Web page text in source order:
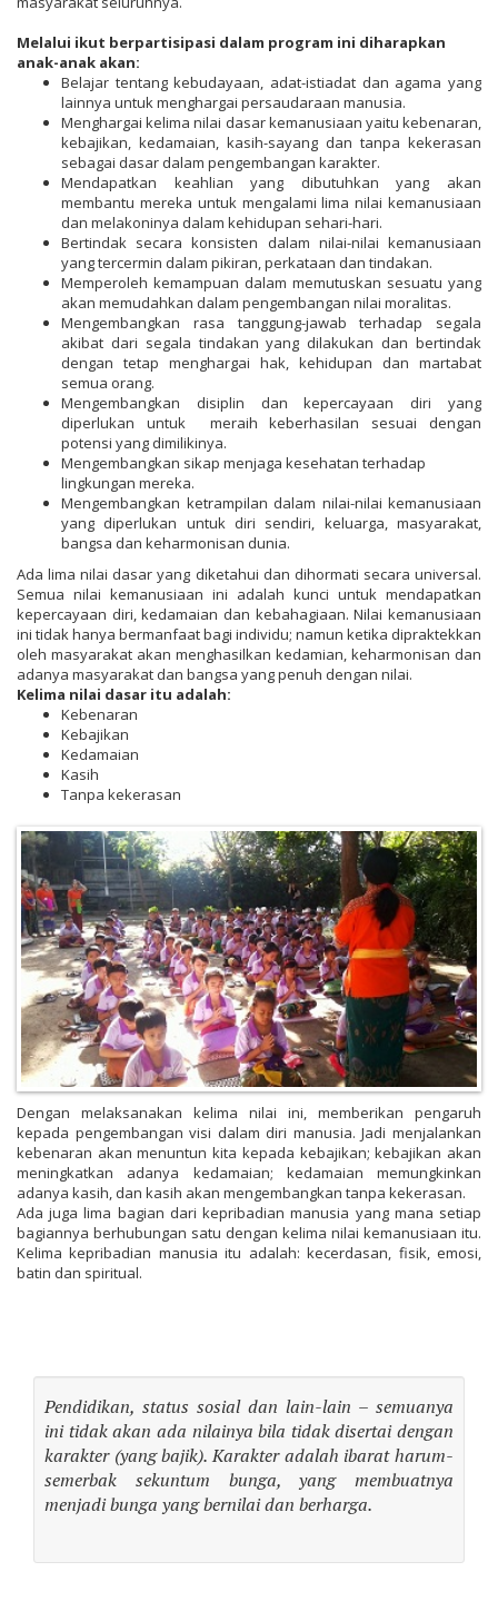
Melalui ikut berpartisipasi dalam program ini diharapkan
anak-anak akan:
Belajar tentang kebudayaan, adat-istiadat dan agama yang
lainnya untuk menghargai persaudaraan manusia.
Menghargai kelima nilai dasar kemanusiaan yaitu kebenaran,
kebajikan, kedamaian, kasih-sayang dan tanpa kekerasan
sebagai dasar dalam pengembangan karakter.
Mendapatkan keahlian yang dibutuhkan yang akan
membantu mereka untuk mengalami lima nilai kemanusiaan
dan melakoninya dalam kehidupan sehari-hari.
Bertindak secara konsisten dalam nilai-nilai kemanusiaan
yang tercermin dalam pikiran, perkataan dan tindakan.
Memperoleh kemampuan dalam memutuskan sesuatu yang
akan memudahkan dalam pengembangan nilai moralitas.
Mengembangkan rasa tanggung-jawab terhadap segala
akibat dari segala tindakan yang dilakukan dan bertindak
dengan tetap menghargai hak, kehidupan dan martabat
semua orang.
Mengembangkan disiplin dan kepercayaan diri yang
diperlukan untuk meraih keberhasilan sesuai dengan
potensi yang dimilikinya.
Mengembangkan sikap menjaga kesehatan terhadap
lingkungan mereka.
Mengembangkan ketrampilan dalam nilai-nilai kemanusiaan
yang diperlukan untuk diri sendiri, keluarga, masyarakat,
bangsa dan keharmonisan dunia.
Ada lima nilai dasar yang diketahui dan dihormati secara universal.
Semua nilai kemanusiaan ini adalah kunci untuk mendapatkan
kepercayaan diri, kedamaian dan kebahagiaan. Nilai kemanusiaan
ini tidak hanya bermanfaat bagi individu; namun ketika dipraktekkan
oleh masyarakat akan menghasilkan kedamian, keharmonisan dan
adanya masyarakat dan bangsa yang penuh dengan nilai.
Kelima nilai dasar itu adalah:
Kebenaran
Kebajikan
Kedamaian
Kasih
Tanpa kekerasan
Dengan melaksanakan kelima nilai ini, memberikan pengaruh
kepada pengembangan visi dalam diri manusia. Jadi menjalankan
kebenaran akan menuntun kita kepada kebajikan; kebajikan akan
meningkatkan adanya kedamaian; kedamaian memungkinkan
adanya kasih, dan kasih akan mengembangkan tanpa kekerasan.
Ada juga lima bagian dari kepribadian manusia yang mana setiap
bagiannya berhubungan satu dengan kelima nilai kemanusiaan itu.
Kelima kepribadian manusia itu adalah: kecerdasan, fisik, emosi,
batin dan spiritual.
Pendidikan, status sosial dan lain-lain – semuanya
ini tidak akan ada nilainya bila tidak disertai dengan
karakter (yang bajik). Karakter adalah ibarat harum-
semerbak sekuntum bunga, yang membuatnya
menjadi bunga yang bernilai dan berharga.​